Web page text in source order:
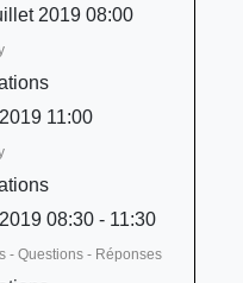
2019 08:00
11:00
08:30 - 11:30
- Questions - Réponses